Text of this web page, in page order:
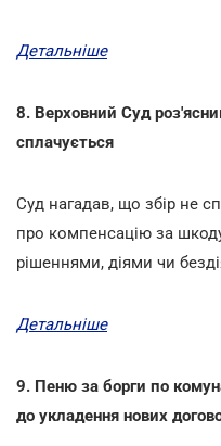
Детальніше
8. Верховний Суд
сплачується
Суд нагадав, що збір не
про компенсацію за
рішеннями, діями чи
Детальніше
9. Пеню за борги по
до укладення нових